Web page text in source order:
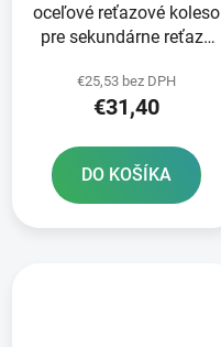
oceľové reťazové koleso
pre sekundárne reťaze
zubov
€25,53 bez DPH
€31,40
DO KOŠÍKA